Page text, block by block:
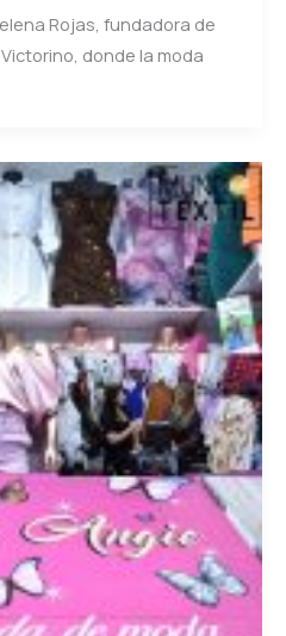
Rojas, fundadora de
donde la moda